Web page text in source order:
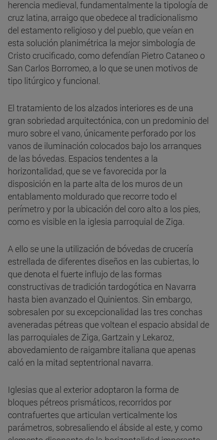
herencia medieval, fundamentalmente la tipología de
cruz latina, arraigo que obedece al tradicionalismo
del estamento religioso y del pueblo, que veían en
esta solución planimétrica la mejor simbología de
Cristo crucificado, como defendían Pietro Cataneo o
San Carlos Borromeo, a lo que se unen motivos de
tipo litúrgico y funcional.
El tratamiento de los alzados interiores es de una
gran sobriedad arquitectónica, con un predominio del
muro sobre el vano, únicamente perforado por los
vanos de iluminación colocados bajo los arranques
de las bóvedas. Espacios tendentes a la
horizontalidad, que se ve favorecida por la
disposición en la parte alta de los muros de un
entablamento moldurado que recorre todo el
perímetro y por la ubicación del coro alto a los pies,
como es visible en la iglesia parroquial de Ziga.
A ello se une la utilización de bóvedas de crucería
estrellada de diferentes diseños en las cubiertas, lo
que denota el fuerte influjo de las formas
constructivas de tradición tardogótica en Navarra
hasta bien avanzado el Quinientos. Sin embargo,
sobresalen por su excepcionalidad las tres conchas
aveneradas pétreas que voltean el espacio absidal de
las parroquiales de Ziga, Gartzain y Lekaroz,
abovedamiento de raigambre italiana que apenas
caló en la mitad septentrional navarra.
Iglesias que al exterior adoptaron la forma de
bloques pétreos prismáticos, recorridos por
contrafuertes que articulan verticalmente los
parámetros, sobresaliendo el ábside al este, y como